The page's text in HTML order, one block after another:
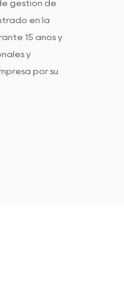
gestión de
en la
15 años y
y
por su